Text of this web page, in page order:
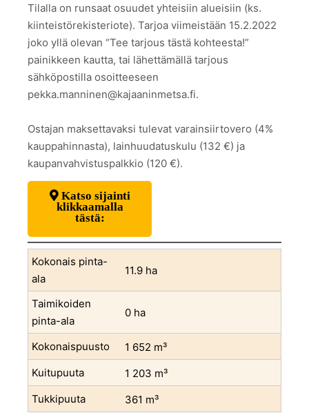
Tilalla on runsaat osuudet yhteisiin alueisiin (ks.
kiinteistörekisteriote). Tarjoa viimeistään 15.2.2022
joko yllä olevan “Tee tarjous tästä kohteesta!”
painikkeen kautta, tai lähettämällä tarjous
sähköpostilla osoitteeseen
pekka.manninen@kajaaninmetsa.fi.
Ostajan maksettavaksi tulevat varainsiirtovero (4%
kauppahinnasta), lainhuudatuskulu (132 €) ja
kaupanvahvistuspalkkio (120 €).
Katso sijainti
klikkaamalla
tästä:
Kokonais pinta-
ala
11.9 ha
Taimikoiden
pinta-ala
0 ha
Kokonaispuusto
1 652 m³
Kuitupuuta
1 203 m³
Tukkipuuta
361 m³